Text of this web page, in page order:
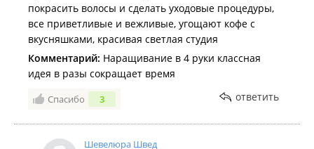
покрасить волосы и сделать уходовые процедуры,
все приветливые и вежливые, угощают кофе с
вкусняшками, красивая светлая студия
Комментарий: Наращивание в 4 руки классная
идея в разы сокращает время
Спасибо 3 ответить
Шевелюра Швед